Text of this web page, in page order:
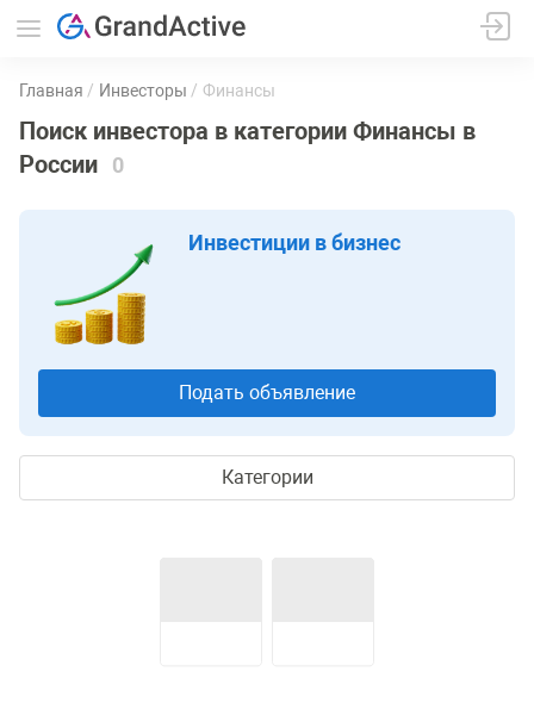
Главная Инвесторы Финансы
Поиск инвестора в категории Финансы в
России
0
Инвестиции в бизнес
Подать объявление
Категории